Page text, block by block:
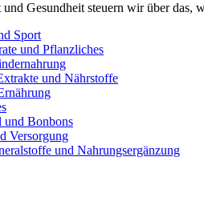
und Gesundheit steuern wir über
Sport
und Pflanzliches
und Nährstoffe
und Bonbons
Versorgung
und Nahrungsergänzung